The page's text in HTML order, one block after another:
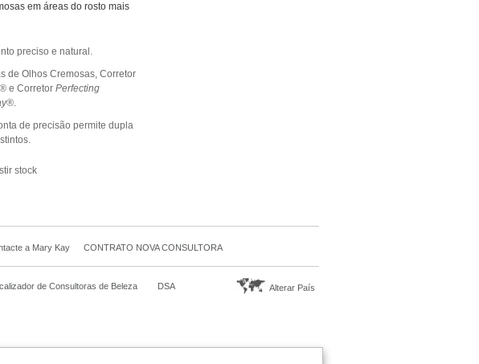
em áreas do rosto mais
preciso e natural.
de Olhos Cremosas, Corretor
e CorretorPerfecting
.
de precisão permite dupla
stock
a Mary Kay CONTRATO NOVA CONSULTORA
de Consultoras de Beleza DSA Alterar País